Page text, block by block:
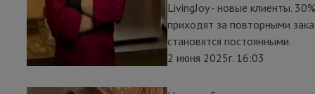
LivingJoy - новые клиенты.
приходят за повторными
становятся постоянными.
2 июня 2025г. 16:03